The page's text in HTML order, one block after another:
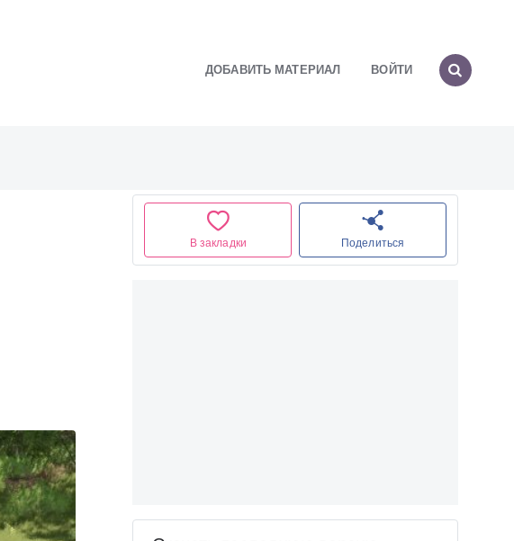
ДОБАВИТЬ МАТЕРИАЛ ВОЙТИ
В закладки Поделиться